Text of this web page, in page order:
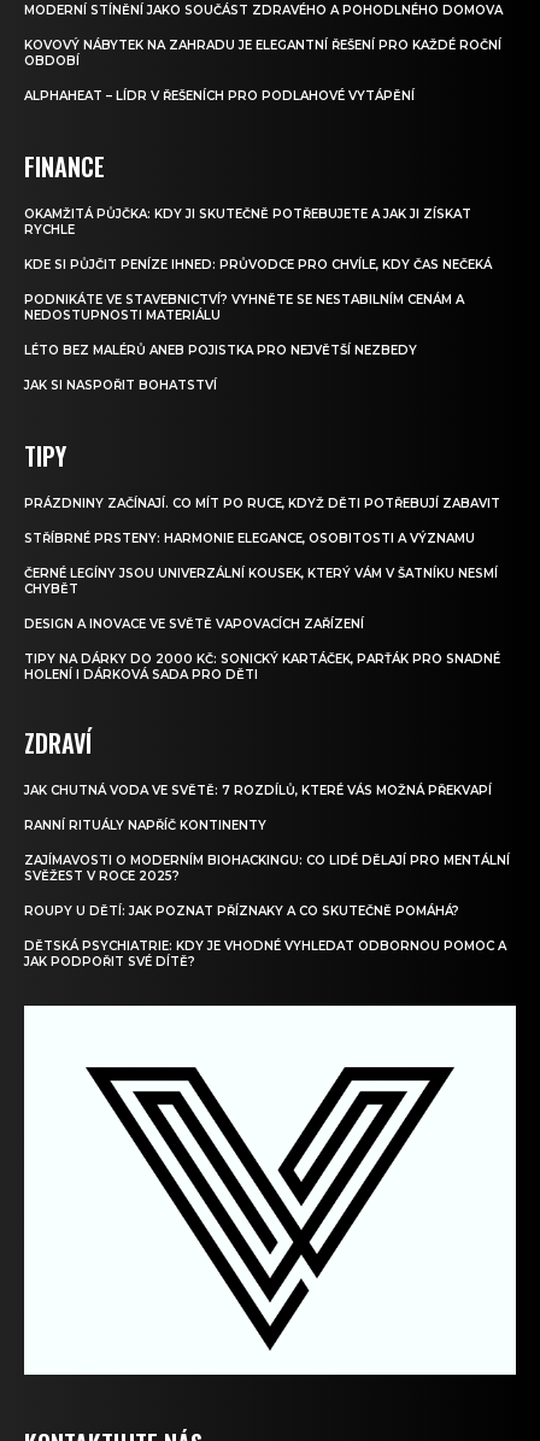
MODERNÍ STÍNĚNÍ JAKO SOUČÁST ZDRAVÉHO A POHODLNÉHO DOMOVA
KOVOVÝ NÁBYTEK NA ZAHRADU JE ELEGANTNÍ ŘEŠENÍ PRO KAŽDÉ ROČNÍ
OBDOBÍ
ALPHAHEAT – LÍDR V ŘEŠENÍCH PRO PODLAHOVÉ VYTÁPĚNÍ
FINANCE
OKAMŽITÁ PŮJČKA: KDY JI SKUTEČNĚ POTŘEBUJETE A JAK JI ZÍSKAT
RYCHLE
KDE SI PŮJČIT PENÍZE IHNED: PRŮVODCE PRO CHVÍLE, KDY ČAS NEČEKÁ
PODNIKÁTE VE STAVEBNICTVÍ? VYHNĚTE SE NESTABILNÍM CENÁM A
NEDOSTUPNOSTI MATERIÁLU
LÉTO BEZ MALÉRŮ ANEB POJISTKA PRO NEJVĚTŠÍ NEZBEDY
JAK SI NASPOŘIT BOHATSTVÍ
TIPY
PRÁZDNINY ZAČÍNAJÍ. CO MÍT PO RUCE, KDYŽ DĚTI POTŘEBUJÍ ZABAVIT
STŘÍBRNÉ PRSTENY: HARMONIE ELEGANCE, OSOBITOSTI A VÝZNAMU
ČERNÉ LEGÍNY JSOU UNIVERZÁLNÍ KOUSEK, KTERÝ VÁM V ŠATNÍKU NESMÍ
CHYBĚT
DESIGN A INOVACE VE SVĚTĚ VAPOVACÍCH ZAŘÍZENÍ
TIPY NA DÁRKY DO 2000 KČ: SONICKÝ KARTÁČEK, PARŤÁK PRO SNADNÉ
HOLENÍ I DÁRKOVÁ SADA PRO DĚTI
ZDRAVÍ
JAK CHUTNÁ VODA VE SVĚTĚ: 7 ROZDÍLŮ, KTERÉ VÁS MOŽNÁ PŘEKVAPÍ
RANNÍ RITUÁLY NAPŘÍČ KONTINENTY
ZAJÍMAVOSTI O MODERNÍM BIOHACKINGU: CO LIDÉ DĚLAJÍ PRO MENTÁLNÍ
SVĚŽEST V ROCE 2025?
ROUPY U DĚTÍ: JAK POZNAT PŘÍZNAKY A CO SKUTEČNĚ POMÁHÁ?
DĚTSKÁ PSYCHIATRIE: KDY JE VHODNÉ VYHLEDAT ODBORNOU POMOC A
JAK PODPOŘIT SVÉ DÍTĚ?